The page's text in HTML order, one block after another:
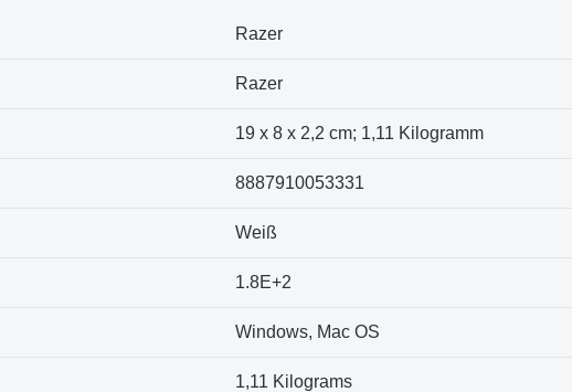
‎Razer
‎Razer
‎19 x 8 x 2,2 cm; 1,11 Kilogramm
‎8887910053331
‎Weiß
‎1.8E+2
‎Windows, Mac OS
‎1,11 Kilograms